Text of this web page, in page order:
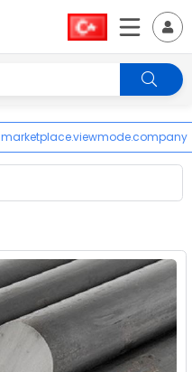
marketplace.viewmode.company